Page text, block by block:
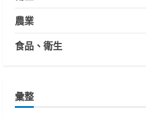
農業
食品、衛生
彙整